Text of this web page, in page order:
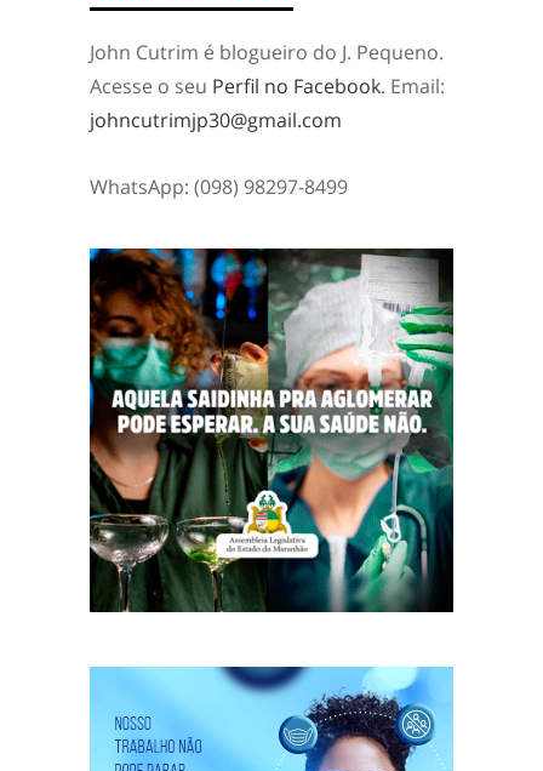
John Cutrim é blogueiro do J. Pequeno.
Acesse o seu Perfil no Facebook. Email:
johncutrimjp30@gmail.com
WhatsApp: (098) 98297-8499